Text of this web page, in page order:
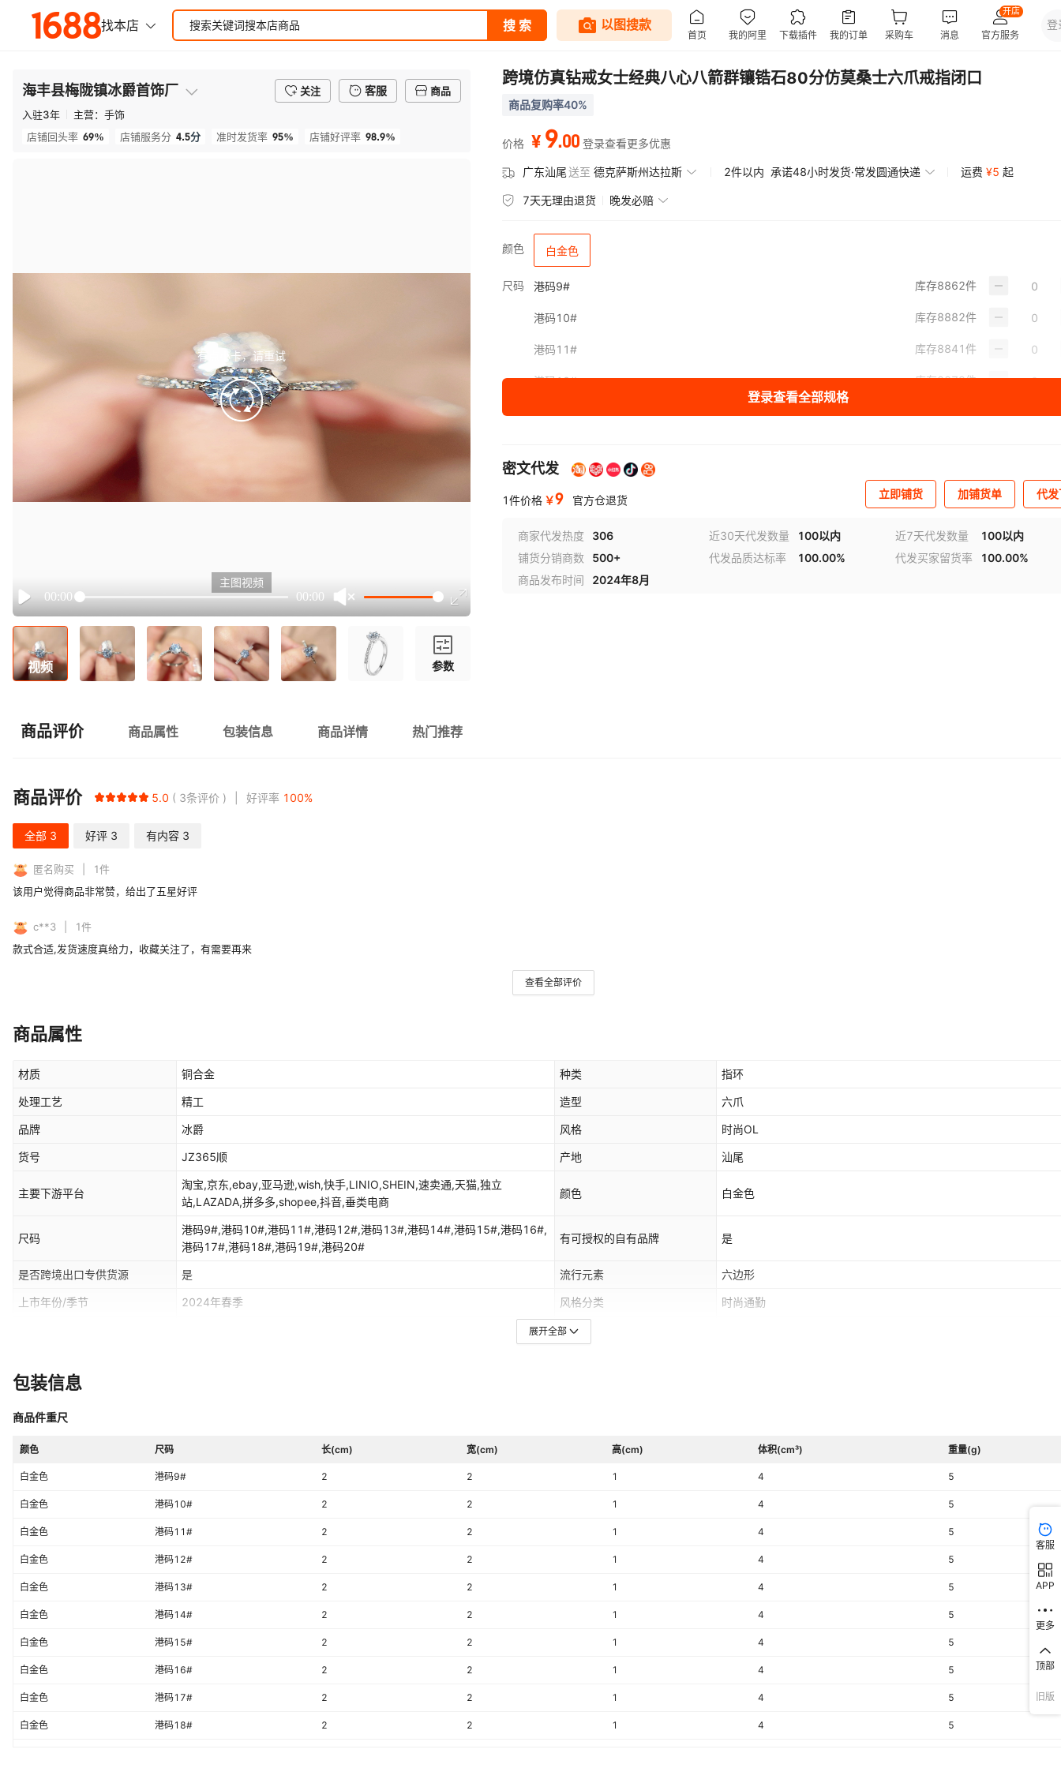
海丰县梅陇镇冰爵首饰厂 关注 客服
商品
入驻3年 主营： 手饰
店铺回头率 69% 店铺服务分 4.5分 准时发货率 95% 店铺好评率 98.9%
有点小卡，请重试
retry
Play
00:00 00:00
主图视频
视频 参数
跨境仿真钻戒女士经典八心八箭群镶锆石80分仿莫桑士六爪戒指闭口
商品复购率40%
价格 ¥ 9.00 登录查看更多优惠
广东汕尾送至 德克萨斯州达拉斯 2件以内 承诺48小时发货·常发圆通快递 运费 ¥5 起
7天无理由退货 晚发必赔
颜色 白金色
尺码 港码9# 库存8862件
港码10# 库存8882件
港码11# 库存8841件
港码12# 库存8879件
港码15#
港码16# 库存 8882件
港码17# 库存8886件
登录查看全部规格
密文代发
1件价格 ￥9 官方仓退货 立即铺货 加铺货单 代
商家代发热度 306 近30天代发数量 100以内 近7天代发数量
100以内
铺货分销商数
500+ 代发品质达标率 100.00% 代发买家留货率
100.00%
商品发布时间
2024年8月
商品评价 商品属性 包装信息 商品详情 热门推荐
商品评价 5.0 3条评价 好评率 100%
全部 3 好评 3 有内容 3
匿名购买 1件
该用户觉得商品非常赞，给出了五星好评
c**3 1件
款式合适,发货速度真给力，收藏关注了，有需要再来
查看全部评价
商品属性
材质 铜合金 种类 指环
处理工艺 精工 造型 六爪
品牌 冰爵 风格 时尚OL
货号 JZ365顺 产地 汕尾
主要下游平台
淘宝,京东,ebay,亚马逊,wish,快手,LINIO,SHEIN,速卖通,天猫,独立
站,LAZADA,拼多多,shopee,抖音,垂类电商
颜色 白金色
尺码
港码9#,港码10#,港码11#,港码12#,港码13#,港码14#,港码15#,港码16#,
港码17#,港码18#,港码19#,港码20#
有可授权的自有品牌 是
是否跨境出口专供货源 是 流行元素 六边形
上市年份/季节 2024年春季 风格分类 时尚通勤
适用人群
流行元素分类
展开全部
包装信息
商品件重尺
颜色 尺码 长(cm) 宽(cm) 高(cm) 体积(cm³) 重量(g)
白金色 港码9# 2 2 1 4 5
白金色 港码10# 2 2 1 4 5
白金色 港码11# 2 2 1 4 5
白金色 港码12# 2 2 1 4 5
白金色 港码13# 2 2 1 4 5
白金色 港码14# 2 2 1 4 5
白金色 港码15# 2 2 1 4 5
白金色 港码16# 2 2 1 4 5
白金色 港码17# 2 2 1 4 5
白金色 港码18# 2 2 1 4 5
客服
APP
更多
顶部
旧版